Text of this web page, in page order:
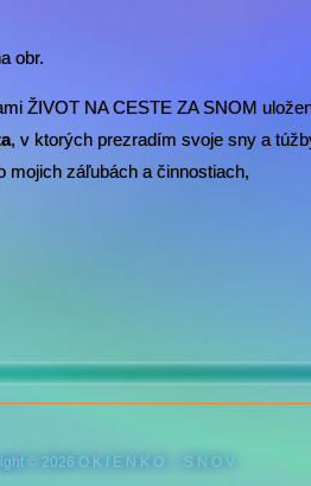
obr.
ŽIVOT NA CESTE ZA SNOM
, v ktorých prezradím svoje sny a
mojich záľubách a činnostiach,
© 2026 O K I E N K O ☆ S N O V